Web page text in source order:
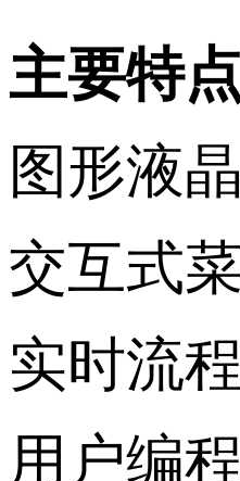
主要特点
图形液
交互式
实时流
用户编